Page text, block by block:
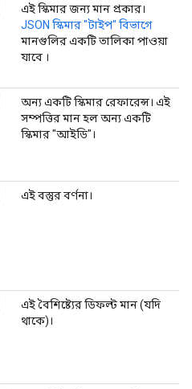
এই স্কিমার জন্য মান প্রকার।
JSON স্কিমার "টাইপ" বিভাগে
মানগুলির একটি তালিকা পাওয়া
যাবে ।
অন্য একটি স্কিমার রেফারেন্স। এই
সম্পত্তির মান হল অন্য একটি
স্কিমার "আইডি"।
এই বস্তুর বর্ণনা।
এই বৈশিষ্ট্যের ডিফল্ট মান (যদি
থাকে)।